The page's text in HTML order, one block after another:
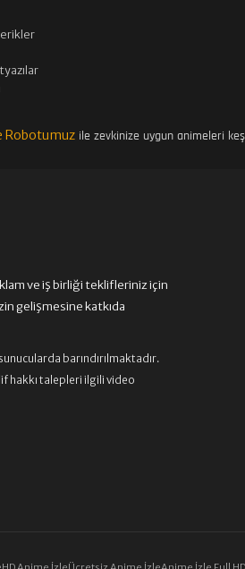
Robotumuzile zevkinize uygun animeleri
ve iş birliği teklifleriniz için
gelişmesine katkıda
barındırılmaktadır.
hakkı talepleri ilgili video